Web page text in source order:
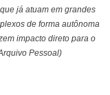
já atuam em grandes
de forma autônoma
impacto direto para o
Pessoal)